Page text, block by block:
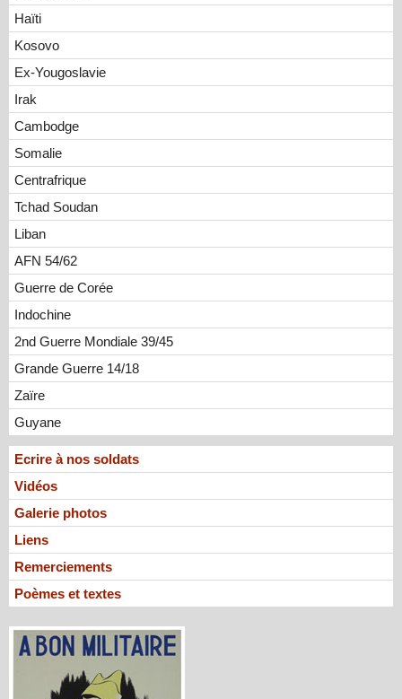
Haïti
Kosovo
Ex-Yougoslavie
Irak
Cambodge
Somalie
Centrafrique
Tchad Soudan
Liban
AFN 54/62
Guerre de Corée
Indochine
2nd Guerre Mondiale 39/45
Grande Guerre 14/18
Zaïre
Guyane
Ecrire à nos soldats
Vidéos
Galerie photos
Liens
Remerciements
Poèmes et textes